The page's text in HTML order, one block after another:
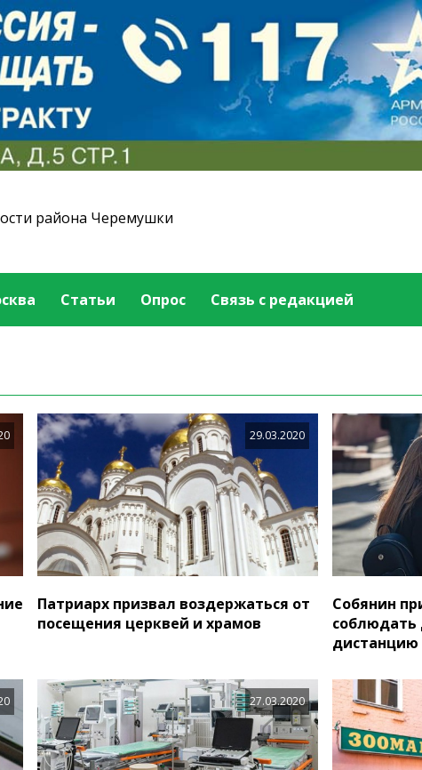
района Черемушки
Статьи Опрос Связь с редакцией
29.03.2020
Патриарх призвал воздержаться от
посещения церквей и храмов
Собянин
соблюдать
дистанцию
27.03.2020